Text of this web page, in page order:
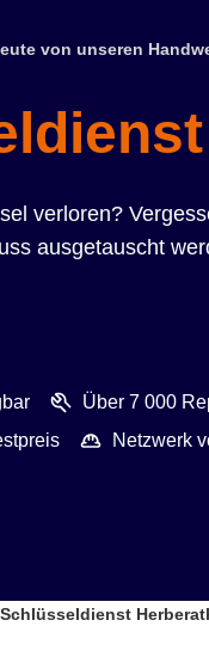
von unseren
verloren?
ausgetauscht
Über 7 000
Netzwerk
Schlüsseldienst